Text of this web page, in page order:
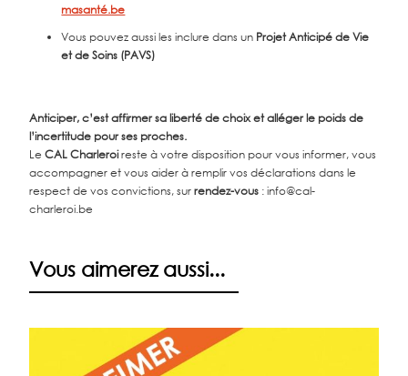
masanté.be
Vous pouvez aussi les inclure dans un Projet Anticipé de Vie
et de Soins (PAVS)
Anticiper, c’est affirmer sa liberté de choix et alléger le poids de
l’incertitude pour ses proches.
LeCAL Charleroireste à votre disposition pour vous informer, vous
accompagner et vous aider à remplir vos déclarations dans le
respect de vos convictions, surrendez-vous : info@cal-
charleroi.be
Vous aimerez aussi...